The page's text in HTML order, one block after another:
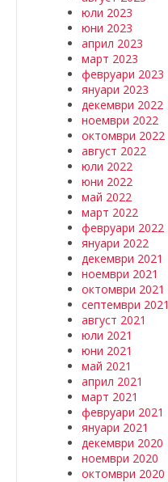
юли 2023
юни 2023
април 2023
март 2023
февруари 2023
януари 2023
декември 2022
ноември 2022
октомври 2022
август 2022
юли 2022
юни 2022
май 2022
март 2022
февруари 2022
януари 2022
декември 2021
ноември 2021
октомври 2021
септември 2021
август 2021
юли 2021
юни 2021
май 2021
април 2021
март 2021
февруари 2021
януари 2021
декември 2020
ноември 2020
октомври 2020